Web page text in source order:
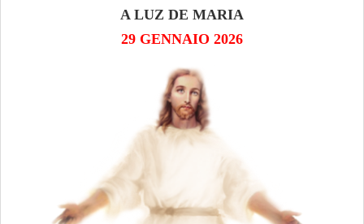
A LUZ DE MARIA
29 GENNAIO 2026